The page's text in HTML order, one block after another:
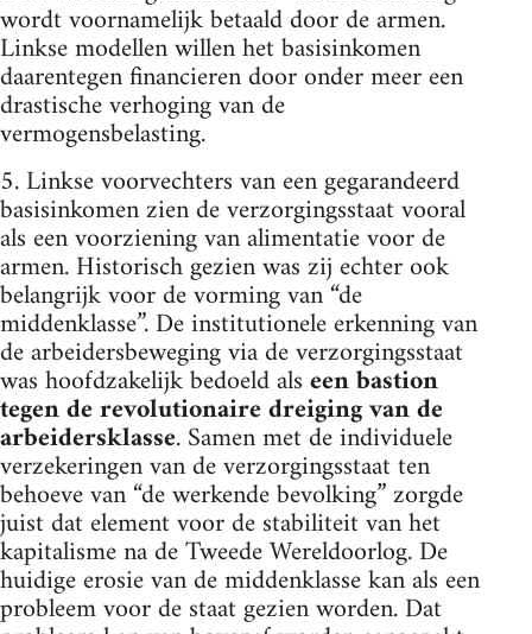
wordt voornamelijk betaald door de armen.
Linkse modellen willen het basisinkomen
daarentegen financieren door onder meer een
drastische verhoging van de
vermogensbelasting.
5. Linkse voorvechters van een gegarandeerd
basisinkomen zien de verzorgingsstaat vooral
als een voorziening van alimentatie voor de
armen. Historisch gezien was zij echter ook
belangrijk voor de vorming van “de
middenklasse”. De institutionele erkenning van
de arbeidersbeweging via de verzorgingsstaat
was hoofdzakelijk bedoeld alseen bastion
tegen de revolutionaire dreiging van de
arbeidersklasse. Samen met de individuele
verzekeringen van de verzorgingsstaat ten
behoeve van “de werkende bevolking” zorgde
juist dat element voor de stabiliteit van het
kapitalisme na de Tweede Wereldoorlog. De
huidige erosie van de middenklasse kan als een
probleem voor de staat gezien worden. Dat